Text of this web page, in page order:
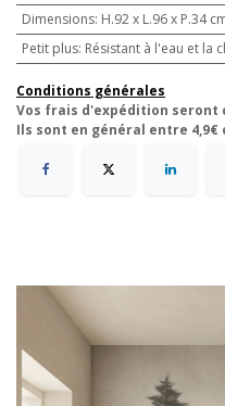
Dimensions: H.92 x L.96 x P.34
Petit plus: Résistant à l'eau et la
Conditions générales
Vos frais d'expédition seront
Ils sont en général entre 4,9€